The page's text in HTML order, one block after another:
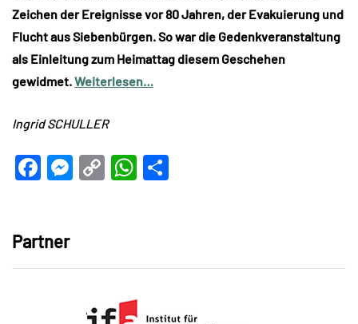
Zeichen der Ereignisse vor 80 Jahren, der Evakuierung und
Flucht aus Siebenbürgen. So war die Gedenkveranstaltung
als Einleitung zum Heimattag diesem Geschehen
gewidmet.Weiterlesen…
Ingrid SCHULLER
Facebook
Messenger
CopyWhatsApp
Partner